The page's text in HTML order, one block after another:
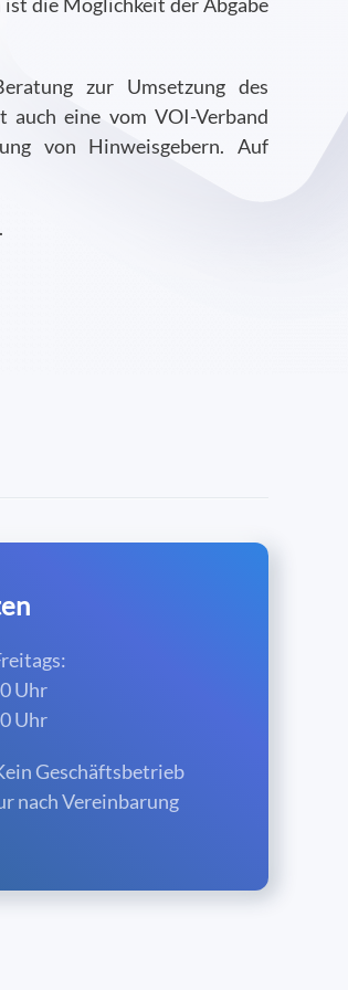
zur Umsetzung des
auch eine vom VOI-Verband
von Hinweisgebern. Auf
Uhr
Uhr
Geschäftsbetrieb
nach Vereinbarung